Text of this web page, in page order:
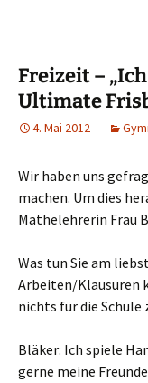
Freizeit –
Ultimate
4. Mai 2012
Wir haben uns
machen. Um dies
Mathelehrerin Frau
Was tun Sie am
Arbeiten/Klausuren
nichts für die Schule
Bläker: Ich spiele
gerne meine